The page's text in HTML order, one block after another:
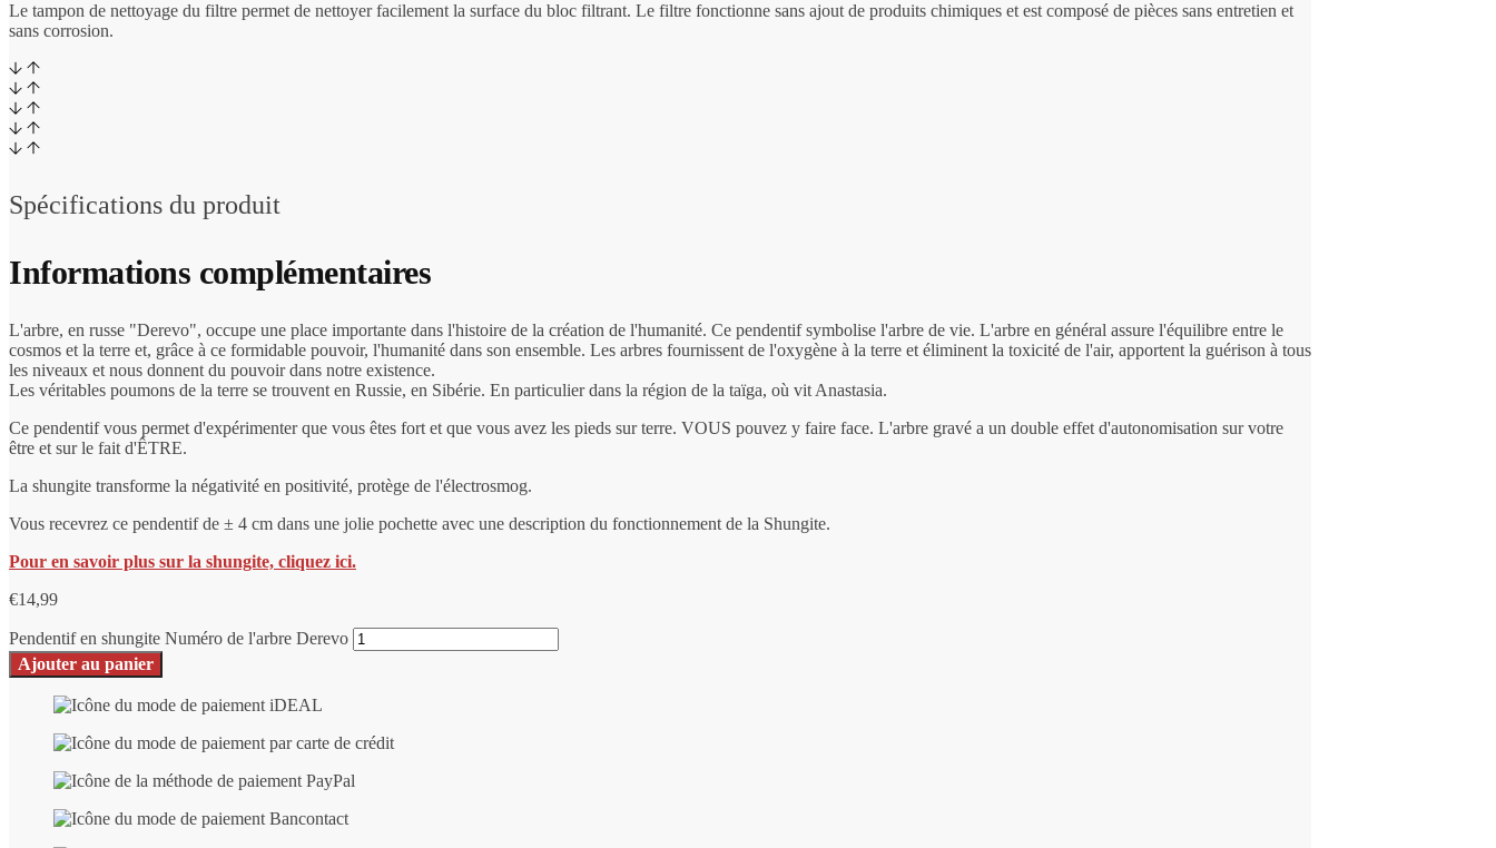
Le tampon de nettoyage du filtre permet de nettoyer facilement la surface du bloc filtrant. Le filtre fonctionne sans ajout de produits chimiques et est composé de pièces sans entretien et
sans corrosion.
Spécifications du produit
Informations complémentaires
L'arbre, en russe "Derevo", occupe une place importante dans l'histoire de la création de l'humanité. Ce pendentif symbolise l'arbre de vie. L'arbre en général assure l'équilibre entre le
cosmos et la terre et, grâce à ce formidable pouvoir, l'humanité dans son ensemble. Les arbres fournissent de l'oxygène à la terre et éliminent la toxicité de l'air, apportent la guérison à tous
les niveaux et nous donnent du pouvoir dans notre existence.
Les véritables poumons de la terre se trouvent en Russie, en Sibérie. En particulier dans la région de la taïga, où vit Anastasia.
Ce pendentif vous permet d'expérimenter que vous êtes fort et que vous avez les pieds sur terre. VOUS pouvez y faire face. L'arbre gravé a un double effet d'autonomisation sur votre
être et sur le fait d'ÊTRE.
La shungite transforme la négativité en positivité, protège de l'électrosmog.
Vous recevrez ce pendentif de ± 4 cm dans une jolie pochette avec une description du fonctionnement de la Shungite.
Pour en savoir plus sur la shungite, cliquez ici.
€14,99
Pendentif en shungite Numéro de l'arbre Derevo
Ajouter au panier